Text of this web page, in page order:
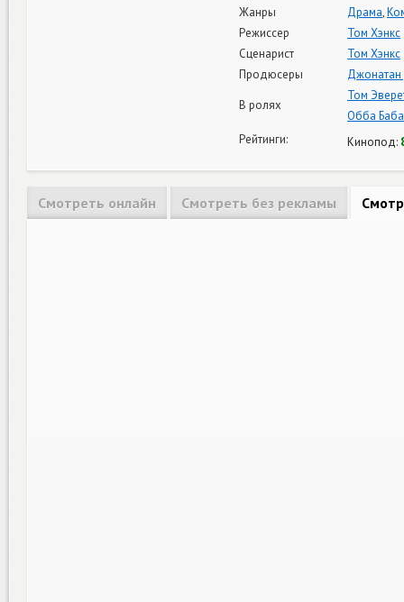
Жанры
Драма,
Режиссер
Том Хэнкс
Сценарист
Том Хэнкс
Продюсеры
В ролях
Том
Обба
Рейтинги:
Кинопод:
Смотреть онлайн Смотреть без рекламы